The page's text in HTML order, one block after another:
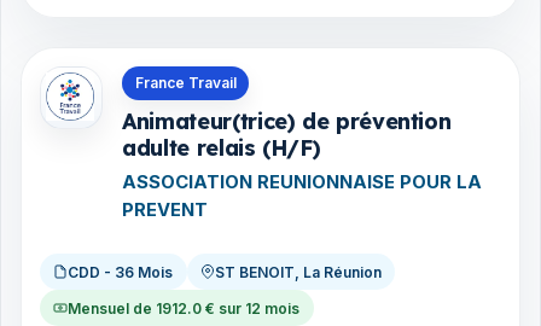
France Travail
Animateur(trice) de prévention
adulte relais (H/F)
ASSOCIATION REUNIONNAISE POUR LA
PREVENT
CDD - 36 Mois ST BENOIT, La Réunion
Mensuel de 1912.0 € sur 12 mois
Offres en La Réunion